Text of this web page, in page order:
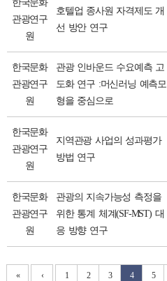
한국문화
관광연구
원
호텔업 종사원 자격제도 개
선 방안 연구
한국문화
관광연구
원
관광 인바운드 수요예측 고
도화 연구 :머신러닝 예측모
형을 중심으로
한국문화
관광연구
원
지역관광 사업의 성과평가
방법 연구
한국문화
관광연구
원
관광의 지속가능성 측정을
위한 통계 체계(SF-MST) 대
응 방향 연구
« ‹ 1 2 3 4 5